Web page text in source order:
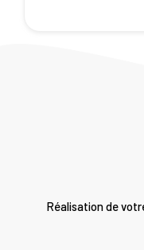
Réalisation de